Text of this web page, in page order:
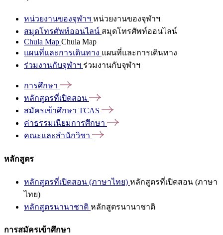
หน่วยงานของจุฬาฯ หน่วยงานของจุฬาฯ
สมุดโทรศัพท์ออนไลน์ สมุดโทรศัพท์ออนไลน์
Chula Map Chula Map
แผนที่และการเดินทาง แผนที่และการเดินทาง
ร่วมงานกับจุฬาฯ ร่วมงานกับจุฬาฯ
การศึกษา
หลักสูตรที่เปิดสอน
สมัครเข้าศึกษา TCAS
ค่าธรรมเนียมการศึกษา
คณะและสำนักวิชา
หลักสูตร
หลักสูตรที่เปิดสอน (ภาษาไทย) หลักสูตรที่เปิดสอน (ภาษา
ไทย)
หลักสูตรนานาชาติ หลักสูตรนานาชาติ
การสมัครเข้าศึกษา